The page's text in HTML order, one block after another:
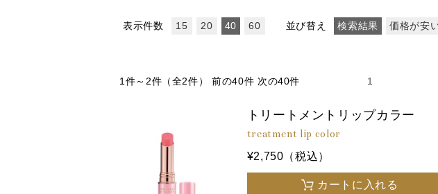
表示件数 15 20 40 60 並び替え 検索結果 価格が安
1件～2件（全2件） 前の40件 次の40件 1
トリートメントリップカラー
treatment lip color
¥2,750（税込）
カートに入れる